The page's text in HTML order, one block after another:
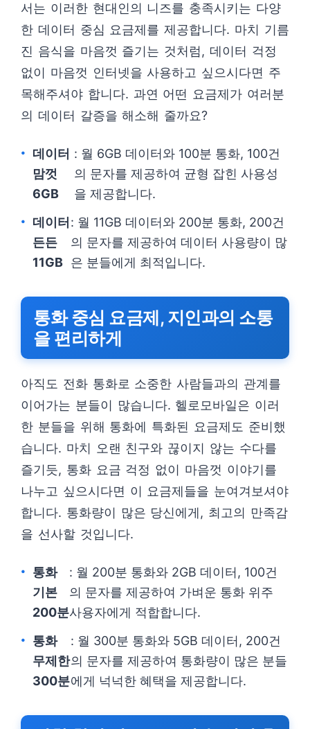
서는 이러한 현대인의 니즈를 충족시키는 다양
한 데이터 중심 요금제를 제공합니다. 마치 기름
진 음식을 마음껏 즐기는 것처럼, 데이터 걱정
없이 마음껏 인터넷을 사용하고 싶으시다면 주
목해주셔야 합니다. 과연 어떤 요금제가 여러분
의 데이터 갈증을 해소해 줄까요?
데이터
맘껏
6GB
: 월 6GB 데이터와 100분 통화, 100건
의 문자를 제공하여 균형 잡힌 사용성
을 제공합니다.
데이터
든든
11GB
: 월 11GB 데이터와 200분 통화, 200건
의 문자를 제공하여 데이터 사용량이 많
은 분들에게 최적입니다.
통화 중심 요금제, 지인과의 소통
을 편리하게
아직도 전화 통화로 소중한 사람들과의 관계를
이어가는 분들이 많습니다. 헬로모바일은 이러
한 분들을 위해 통화에 특화된 요금제도 준비했
습니다. 마치 오랜 친구와 끊이지 않는 수다를
즐기듯, 통화 요금 걱정 없이 마음껏 이야기를
나누고 싶으시다면 이 요금제들을 눈여겨보셔야
합니다. 통화량이 많은 당신에게, 최고의 만족감
을 선사할 것입니다.
통화
기본
200분
: 월 200분 통화와 2GB 데이터, 100건
의 문자를 제공하여 가벼운 통화 위주
사용자에게 적합합니다.
통화
무제한
300분
: 월 300분 통화와 5GB 데이터, 200건
의 문자를 제공하여 통화량이 많은 분들
에게 넉넉한 혜택을 제공합니다.